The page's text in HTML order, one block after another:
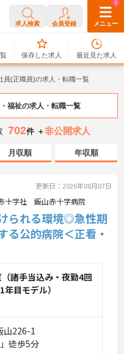
求人検索 会員登録 メニュー
0
保存した求人
0
最近見た求人
員(正職員)の求人・転職一覧
福祉の求人・転職一覧
702件 ＋非公開求人
月収順 年収順
更新日：2026年08月07日
十字社 飯山赤十字病院
られる環境◎急性期
る公的病院＜正看・
諸手当込み・夜勤4回
目モデル）
山226-1
徒歩5分